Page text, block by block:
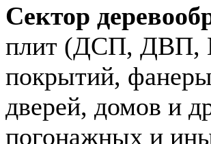
Сектор
плит (ДСП, ДВП,
покрытий,
дверей, домов и
погонажных и